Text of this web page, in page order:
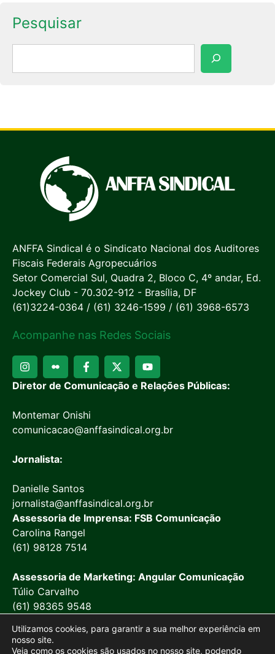
Pesquisar
ANFFA Sindical é o Sindicato Nacional dos Auditores
Fiscais Federais Agropecuários
Setor Comercial Sul, Quadra 2, Bloco C, 4º andar, Ed.
Jockey Club - 70.302-912 - Brasília, DF
(61)3224-0364 / (61) 3246-1599 / (61) 3968-6573
Acompanhe nas Redes Sociais
Diretor de Comunicação e Relações Públicas:
Montemar Onishi
comunicacao@anffasindical.org.br
Jornalista:
Danielle Santos
jornalista@anffasindical.org.br
Assessoria de Imprensa: FSB Comunicação
Carolina Rangel
(61) 98128 7514
Assessoria de Marketing: Angular Comunicação
Túlio Carvalho
(61) 98365 9548
Utilizamos cookies, para garantir a sua melhor experiência em
nosso site.
Veja como os cookies são usados no nosso site, podendo